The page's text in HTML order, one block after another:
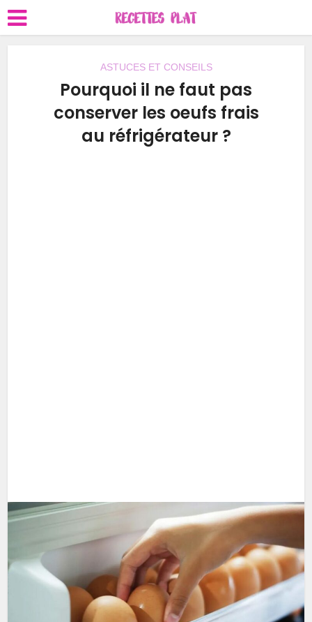
ASTUCES ET CONSEILS
Pourquoi il ne faut pas
conserver les oeufs frais
au réfrigérateur ?